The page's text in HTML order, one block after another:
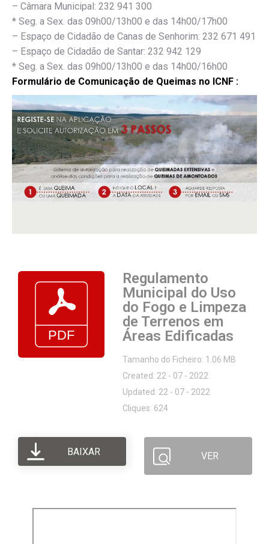
– Câmara Municipal: 232 941 300
* Seg. a Sex. das 09h00/13h00 e das 14h00/17h00
– Espaço de Cidadão de Canas de Senhorim: 232 671 491
– Espaço de Cidadão de Santar: 232 942 129
* Seg. a Sex. das 09h00/13h00 e das 14h00/16h00
Formulário de Comunicação de Queimas no ICNF :
Regulamento
Municipal do Uso
do Fogo e Limpeza
de Terrenos em
Áreas Edificadas
Tamanho do Ficheiro: 1.06 MB
Created: 22 - 07 - 2022
Updated: 22 - 07 - 2022
Cliques: 624
BAIXAR VER